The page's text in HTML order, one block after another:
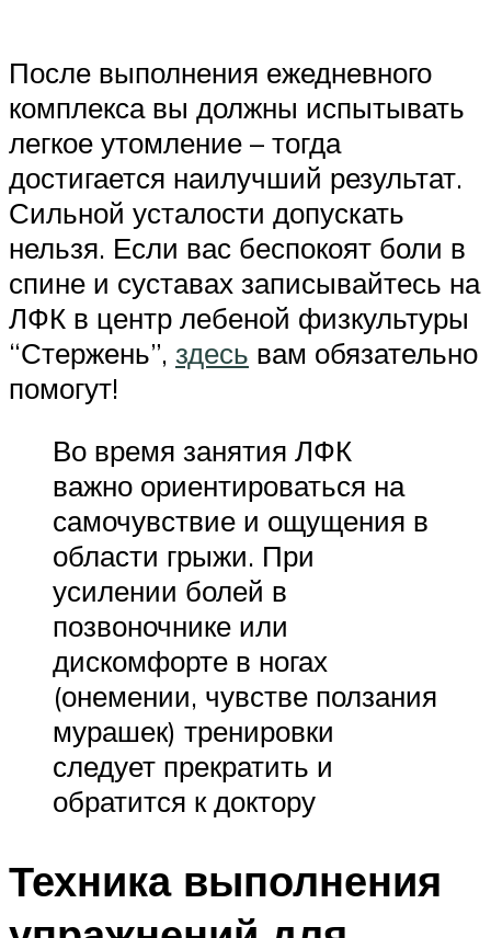
После выполнения ежедневного
комплекса вы должны испытывать
легкое утомление – тогда
достигается наилучший результат.
Сильной усталости допускать
нельзя. Если вас беспокоят боли в
спине и суставах записывайтесь на
ЛФК в центр лебеной физкультуры
“Стержень”, здесь вам обязательно
помогут!
Во время занятия ЛФК
важно ориентироваться на
самочувствие и ощущения в
области грыжи. При
усилении болей в
позвоночнике или
дискомфорте в ногах
(онемении, чувстве ползания
мурашек) тренировки
следует прекратить и
обратится к доктору
Техника выполнения